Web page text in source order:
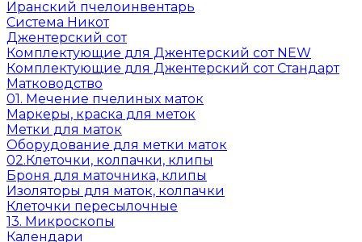
Иранский пчелоинвентарь
Система Никот
Джентерский сот
Комплектующие для Джентерский сот NEW
Комплектующие для Джентерский сот Стандарт
Матководство
01. Мечение пчелиных маток
Маркеры, краска для меток
Метки для маток
Оборудование для метки маток
02.Клеточки, колпачки, клипы
Броня для маточника, клипы
Изоляторы для маток, колпачки
Клеточки пересылочные
13. Микроскопы
Календари